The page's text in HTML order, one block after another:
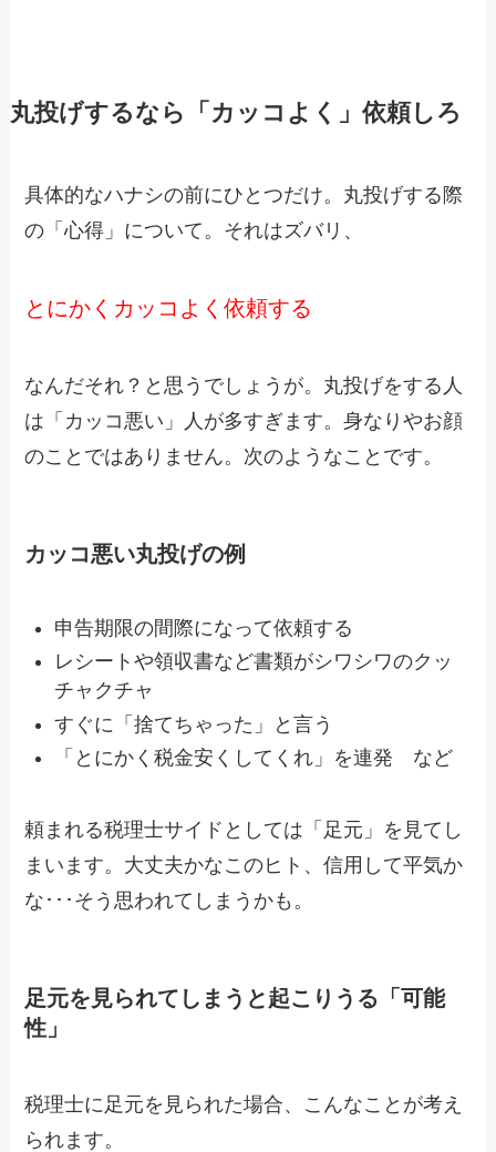
丸投げするなら「カッコよく」依頼しろ
具体的なハナシの前にひとつだけ。丸投げする際
の「心得」について。それはズバリ、
とにかくカッコよく依頼する
なんだそれ？と思うでしょうが。丸投げをする人
は「カッコ悪い」人が多すぎます。身なりやお顔
のことではありません。次のようなことです。
カッコ悪い丸投げの例
申告期限の間際になって依頼する
レシートや領収書など書類がシワシワのクッ
チャクチャ
すぐに「捨てちゃった」と言う
「とにかく税金安くしてくれ」を連発 など
頼まれる税理士サイドとしては「足元」を見てし
まいます。大丈夫かなこのヒト、信用して平気か
な･･･そう思われてしまうかも。
足元を見られてしまうと起こりうる「可能
性」
税理士に足元を見られた場合、こんなことが考え
られます。